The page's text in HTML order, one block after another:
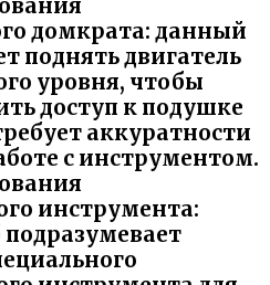
домкрата: данный
поднять двигатель
уровня, чтобы
доступ к подушке
аккуратности
с инструментом.
инструмента: